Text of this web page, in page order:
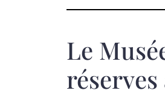
Le